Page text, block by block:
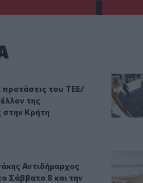
ΤΑΚ για το μέλλον της
προτάσεις του ΤΕΕ/ΤΑΚ για το
προτάσεις του ΤΕΕ/
της
στην Κρήτη
Κρήτη:
το Σάββατο 8 και
Αντιδήμαρχος
Αντιδήμαρχος
Σάββατο 8 και την